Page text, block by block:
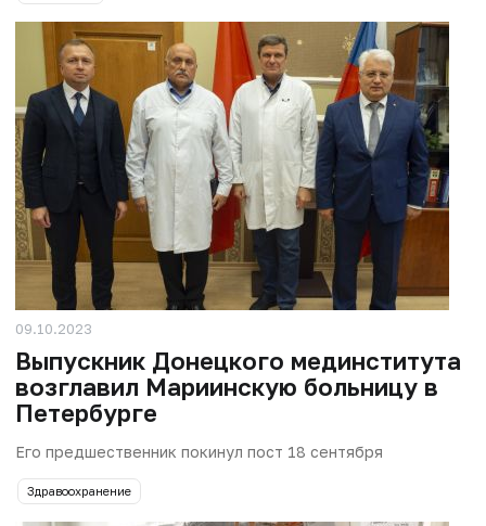
09.10.2023
Выпускник Донецкого мединститута
возглавил Мариинскую больницу в
Петербурге
Его предшественник покинул пост 18 сентября
Здравоохранение